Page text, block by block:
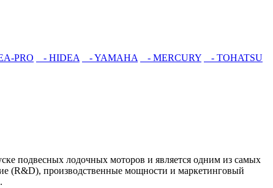
PRO - HIDEA - YAMAHA - MERCURY
- TOHATSU
подвесных лодочных моторов и является одним из самых
(R&D), производственные мощности и маркетинговый